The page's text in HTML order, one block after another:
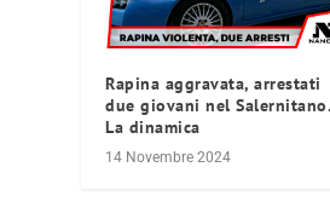
Rapina aggravata, arrestati
due giovani nel Salernitano.
La dinamica
14 Novembre 2024